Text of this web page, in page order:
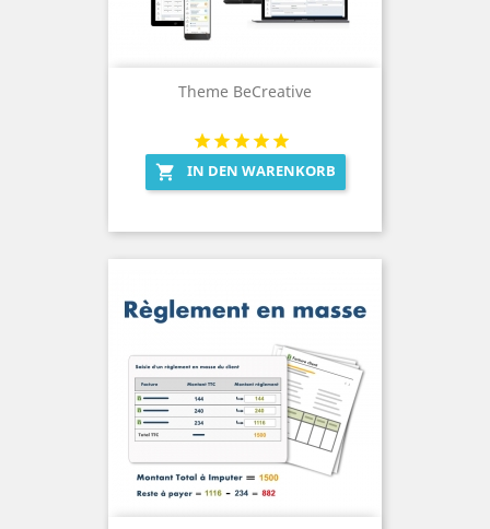
Theme BeCreative
 IN DEN WARENKORB